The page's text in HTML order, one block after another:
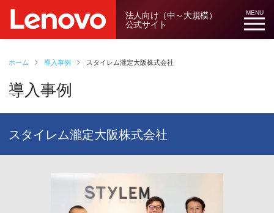
法人向け（中～大規模）
公式サイト
MENU
ホーム 導入事例 スタイレム瀧定大阪株式会社
導入事例
スタイレム瀧定大阪株式会社